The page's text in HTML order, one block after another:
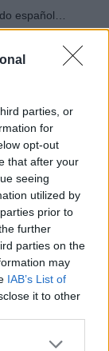
parties, or
for
opt-out
that after your
seeing
utilized by
prior to
further
parties on the
may
IAB’s List of
it to other
more Google
español…